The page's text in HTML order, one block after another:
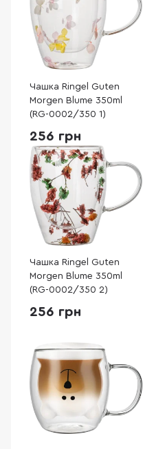
Чашка Ringel Guten
Morgen Blume 350ml
(RG-0002/350 1)
256 грн
Чашка Ringel Guten
Morgen Blume 350ml
(RG-0002/350 2)
256 грн